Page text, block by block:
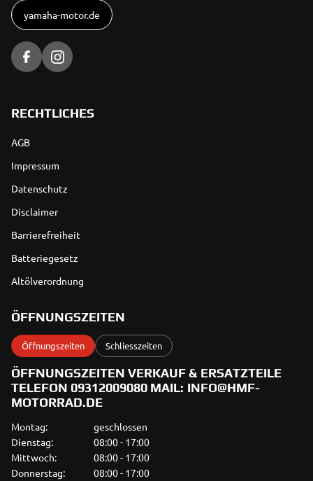
yamaha-motor.de
RECHTLICHES
AGB
Impressum
Datenschutz
Disclaimer
Barrierefreiheit
Batteriegesetz
Altölverordnung
ÖFFNUNGSZEITEN
Öffnungszeiten Schliesszeiten
ÖFFNUNGSZEITEN VERKAUF & ERSATZTEILE
TELEFON 09312009080 MAIL: INFO@HMF-
MOTORRAD.DE
Montag:
geschlossen
Dienstag:
08:00 - 17:00
Mittwoch:
08:00 - 17:00
Donnerstag:
08:00 - 17:00